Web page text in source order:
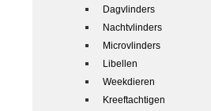
Dagvlinders
Nachtvlinders
Microvlinders
Libellen
Weekdieren
Kreeftachtigen